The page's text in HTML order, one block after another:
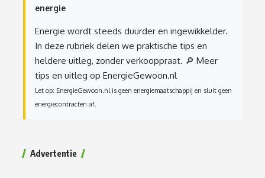
energie
Energie wordt steeds duurder en ingewikkelder.
In deze rubriek delen we praktische tips en
heldere uitleg, zonder verkooppraat. 🔎 Meer
tips en uitleg op EnergieGewoon.nl
Let op: EnergieGewoon.nl is geen energiemaatschappij en sluit geen
energiecontracten af.
Advertentie